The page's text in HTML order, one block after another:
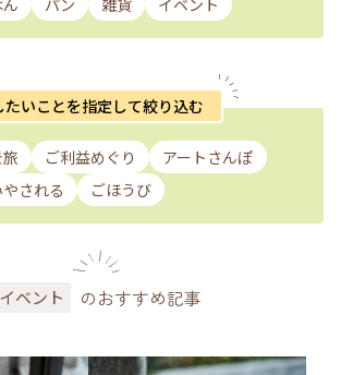
パン 雑貨 イベント
たいことを指定して絞り込む
ご利益めぐり
アートさんぽ
やされる ごほうび
イベント のおすすめ記事